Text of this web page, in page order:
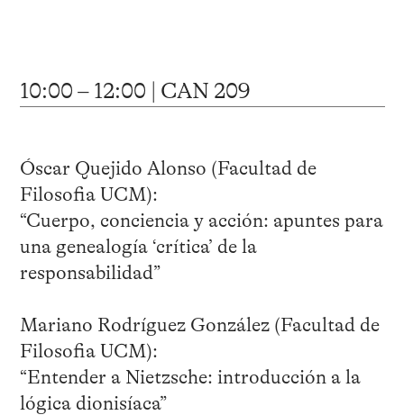
10:00 – 12:00 | CAN 209
Óscar Quejido Alonso (Facultad de
Filosofia UCM):
“Cuerpo, conciencia y acción: apuntes para
una genealogía ‘crítica’ de la
responsabilidad”
Mariano Rodríguez González (Facultad de
Filosofia UCM):
“Entender a Nietzsche: introducción a la
lógica dionisíaca”